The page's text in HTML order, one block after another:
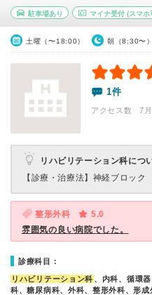
駐車場あり マイナ受付(スマホ
土曜（〜18:00） 朝（8:30〜）
1件
アクセス数 7
リハビリテーション科につ
【診療・治療法】 神経ブロック
整形外科
5.0
雰囲気の良い病院でした。
診療科目：
リハビリテーション科 、内科、循環
科、糖尿病科、外科、整形外科、形